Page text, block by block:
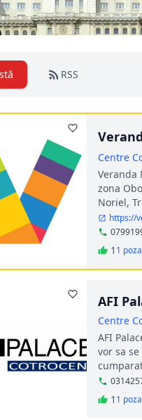
RSS
Centre
Veranda
zona
Noriel,
https://
1 1 poza
AFI
Centre
AFI
vor sa
1 1 poza